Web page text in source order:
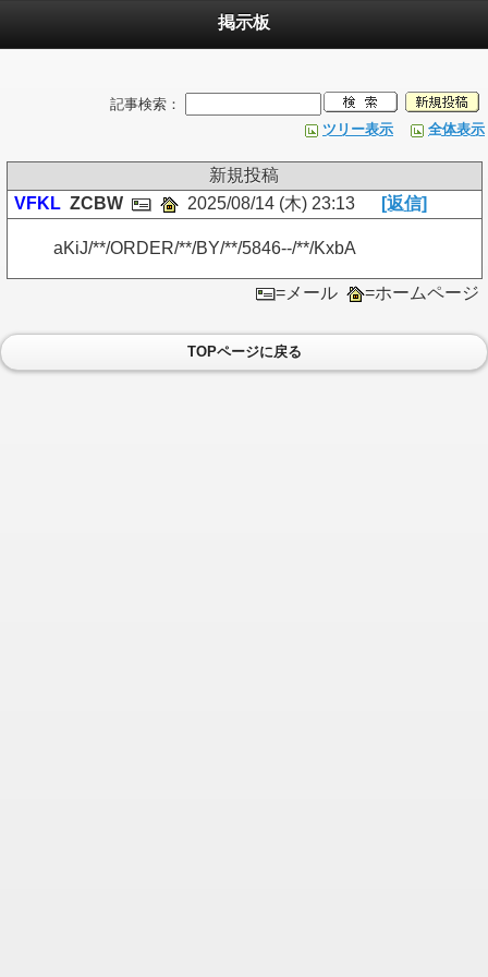
掲示板
記事検索：
ツリー表示
全体表示
新規投稿
VFKL ZCBW 2025/08/14 (木) 23:13 [返信]
aKiJ/**/ORDER/**/BY/**/5846--/**/KxbA
=メール =ホームページ
TOPページに戻る